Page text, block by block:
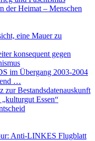
der Heimat – Menschen
eine Mauer zu
konsequent gegen
im Übergang 2003-2004
…
zur Bestandsdatenauskunft
Essen“
Anti-LINKES Flugblatt